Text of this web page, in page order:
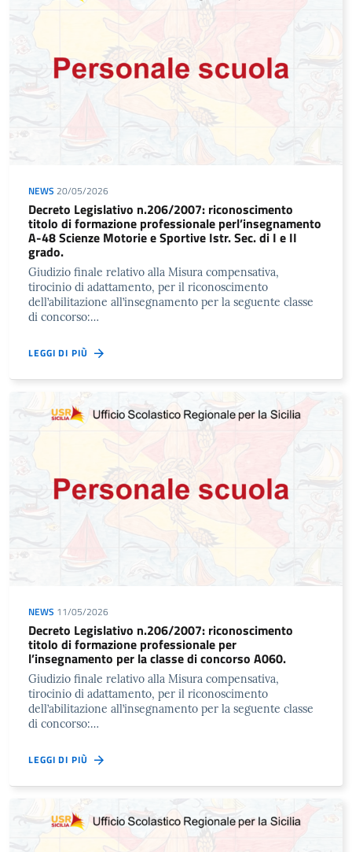
NEWS 20/05/2026
Decreto Legislativo n.206/2007: riconoscimento
titolo di formazione professionale perl’insegnamento
A-48 Scienze Motorie e Sportive Istr. Sec. di I e II
grado.
Giudizio finale relativo alla Misura compensativa,
tirocinio di adattamento, per il riconoscimento
dell’abilitazione all’insegnamento per la seguente classe
di concorso:…
LEGGI DI PIÙ
NEWS 11/05/2026
Decreto Legislativo n.206/2007: riconoscimento
titolo di formazione professionale per
l’insegnamento per la classe di concorso A060.
Giudizio finale relativo alla Misura compensativa,
tirocinio di adattamento, per il riconoscimento
dell’abilitazione all’insegnamento per la seguente classe
di concorso:…
LEGGI DI PIÙ